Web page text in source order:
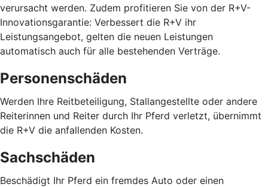
verursacht werden. Zudem profitieren Sie von der R+V-
Innovationsgarantie: Verbessert die R+V ihr
Leistungsangebot, gelten die neuen Leistungen
automatisch auch für alle bestehenden Verträge.
Personenschäden
Werden Ihre Reitbeteiligung, Stallangestellte oder andere
Reiterinnen und Reiter durch Ihr Pferd verletzt, übernimmt
die R+V die anfallenden Kosten.
Sachschäden
Beschädigt Ihr Pferd ein fremdes Auto oder einen